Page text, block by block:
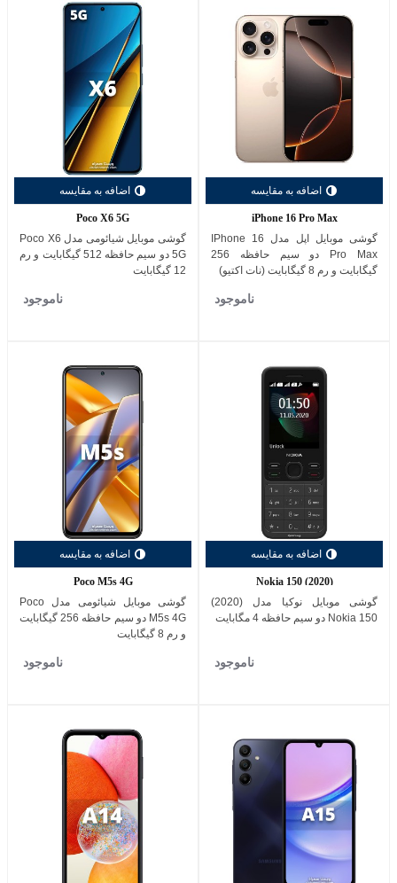
اضافه به مقایسه
iPhone 16 Pro Max
گوشی موبایل اپل مدل IPhone 16
Pro Max دو سیم حافظه 256
گیگابایت و رم 8 گیگابایت (نات اکتیو)
ناموجود
اضافه به مقایسه
Poco X6 5G
گوشی موبایل شیائومی مدل Poco X6
5G دو سیم حافظه 512 گیگابایت و رم
12 گیگابایت
ناموجود
اضافه به مقایسه
Nokia 150 (2020)
گوشی موبایل نوکیا مدل (2020)
Nokia 150 دو سیم حافظه 4 مگابایت
ناموجود
اضافه به مقایسه
Poco M5s 4G
گوشی موبایل شیائومی مدل Poco
M5s 4G دو سیم حافظه 256 گیگابایت
و رم 8 گیگابایت
ناموجود